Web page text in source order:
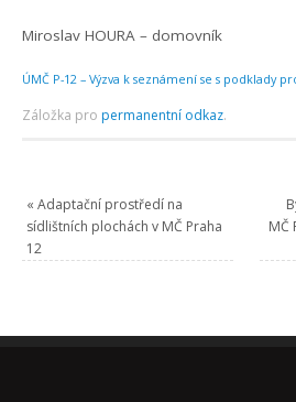
Miroslav HOURA – domovník
ÚMČ P-12 – Výzva k seznámení se s podklady
Záložka pro permanentní odkaz.
« Adaptační prostředí na
sídlištních plochách v MČ Praha
12
MČ